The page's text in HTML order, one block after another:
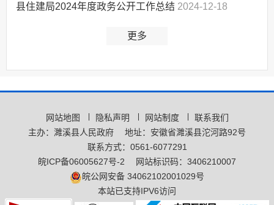
县住建局2024年度政务公开工作总结 2024-12-18
更多
网站地图 隐私声明 网站制度
联系我们
主办：濉溪县人民政府
地址：安徽省濉溪县沱河路92号
联系方式：0561-6077291
皖ICP备06005627号-2
网站标识码：3406210007
皖公网安备 34062102001029号
本站已支持IPV6访问